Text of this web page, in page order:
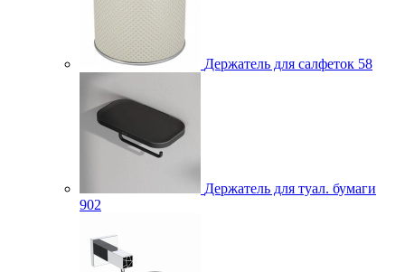
Держатель для салфеток 58
Держатель для туал. бумаги
902